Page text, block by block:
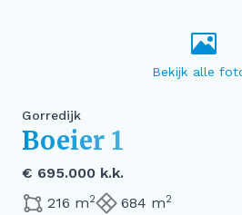
Gorredijk
Boeier 1
€ 695.000 k.k.
216 m2 684 m2